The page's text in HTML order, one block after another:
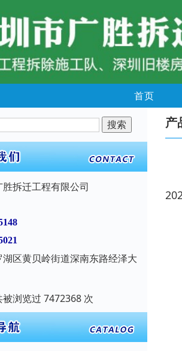
首页
拆迁工程有限公司
区黄贝岭街道深南东路经泽大
被浏览过 7472368 次
产